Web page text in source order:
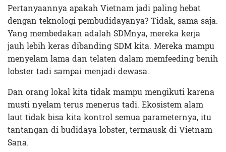
Pertanyaannya apakah Vietnam jadi paling hebat
dengan teknologi pembudidayanya? Tidak, sama saja.
Yang membedakan adalah SDMnya, mereka kerja
jauh lebih keras dibanding SDM kita. Mereka mampu
menyelam lama dan telaten dalam memfeeding benih
lobster tadi sampai menjadi dewasa.
Dan orang lokal kita tidak mampu mengikuti karena
musti nyelam terus menerus tadi. Ekosistem alam
laut tidak bisa kita kontrol semua parameternya, itu
tantangan di budidaya lobster, termausk di Vietnam
Sana.